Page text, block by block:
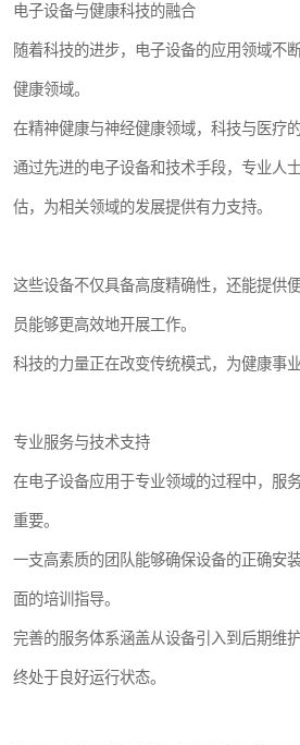
电子设备与健康科技的融合
随着科技的进步，电子设备的应用领域不
健康领域。
在精神健康与神经健康领域，科技与医疗
通过先进的电子设备和技术手段，专业人
估，为相关领域的发展提供有力支持。
这些设备不仅具备高度精确性，还能提供
员能够更高效地开展工作。
科技的力量正在改变传统模式，为健康事
专业服务与技术支持
在电子设备应用于专业领域的过程中，服
重要。
一支高素质的团队能够确保设备的正确安
面的培训指导。
完善的服务体系涵盖从设备引入到后期维
终处于良好运行状态。